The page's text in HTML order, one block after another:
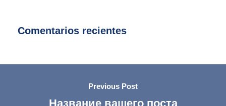
Comentarios recientes
Previous Post
Название вашего поста